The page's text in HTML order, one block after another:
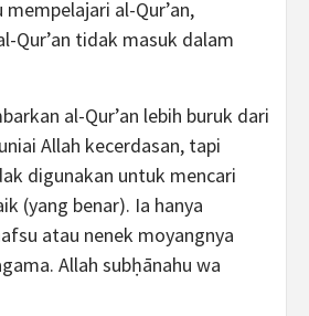
al-Qur’an,
Qur’an tidak masuk dalam
al-Qur’an lebih buruk dari
Allah kecerdasan, tapi
digunakan untuk mencari
(yang benar). Ia hanya
atau nenek moyangnya
Allah subḥānahu wa